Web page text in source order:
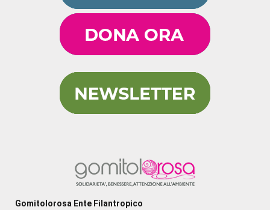
Gomitolorosa Ente Filantropico